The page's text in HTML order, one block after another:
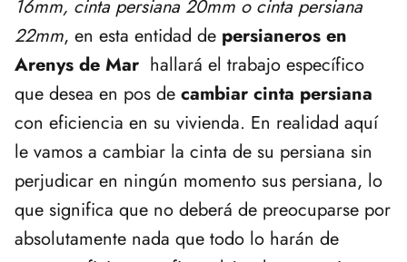
16mm, cinta persiana 20mm o cinta persiana
22mm, en esta entidad de persianeros en
Arenys de Mar hallará el trabajo específico
que desea en pos de cambiar cinta persiana
con eficiencia en su vivienda. En realidad aquí
le vamos a cambiar la cinta de su persiana sin
perjudicar en ningún momento sus persiana, lo
que significa que no deberá de preocuparse por
absolutamente nada que todo lo harán de